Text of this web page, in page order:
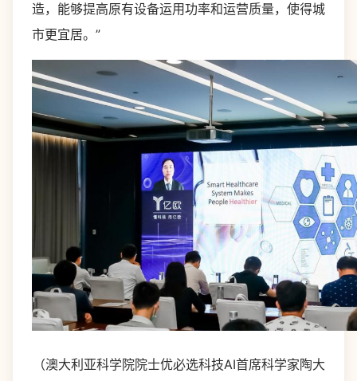
造，能够提高原有设备运用功率和运营质量，使得城
市更宜居。”
（澳大利亚科学院院士优必选科技AI首席科学家陶大